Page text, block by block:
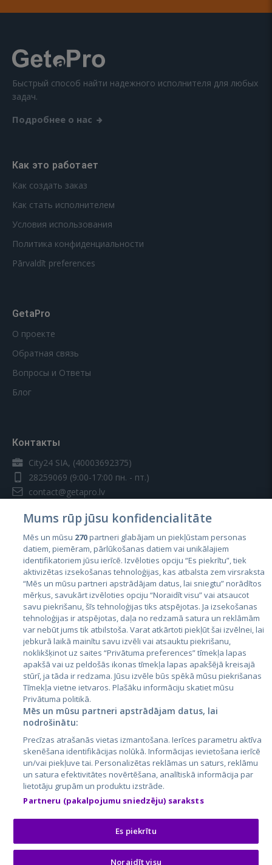
Быстрый способ найти надежного исполнителя для любых
задач.
Подробнее о нас
Как это работает
Как создать заказ
Как стать исполнителем
Условия использования
Политика конфиденциальности
Pārvaldīt preferences
GetaPro
О проекте
Обратная связь
Вопросы и Ответы
Блог
Контакты
City24 SIA, (40003692375)
28259069 (9:00-17:00 пн. - пт.)
contact@getapro.lv
Страны
Эстония
Латвия
Литва
City24.lv
City24.ee
GetaPro.lv
GetaPro.ee
Skelbiu.lt
Autoplius.lt
Aruodas.lt
CVbankas.lt
Kainos.lt
Paslaugos.lt
auto24.ee
Osta.ee
KuldneBörs.ee
Mums rūp jūsu konfidencialitāte
Mēs un mūsu 270partneri glabājam un piekļūstam personas
datiem, piemēram, pārlūkošanas datiem vai unikālajiem
identifikatoriem jūsu ierīcē. Izvēloties opciju “Es piekrītu”, tiek
aktivizētas izsekošanas tehnoloģijas, kas atbalsta zem virsraksta
“Mēs un mūsu partneri apstrādājam datus, lai sniegtu” norādītos
mērķus, savukārt izvēloties opciju “Noraidīt visu” vai atsaucot
savu piekrišanu, šīs tehnoloģijas tiks atspējotas. Ja izsekošanas
tehnoloģijas ir atspējotas, daļa no redzamā satura un reklāmām
var nebūt jums tik atbilstoša. Varat atkārtoti piekļūt šai izvēlnei, lai
jebkurā laikā mainītu savu izvēli vai atsauktu piekrišanu,
noklikšķinot uz saites “Privātuma preferences” tīmekļa lapas
apakšā vai uz peldošās ikonas tīmekļa lapas apakšējā kreisajā
stūrī, ja tāda ir redzama. Jūsu izvēle būs spēkā mūsu piekrišanas
Tīmekļa vietne ietvaros. Plašāku informāciju skatiet mūsu
Privātuma politikā.
Mēs un mūsu partneri apstrādājam datus, lai
nodrošinātu:
Precīzas atrašanās vietas izmantošana. Ierīces parametru aktīva
skenēšana identifikācijas nolūkā. Informācijas ievietošana ierīcē
un/vai piekļuve tai. Personalizētas reklāmas un saturs, reklāmu
un satura efektivitātes novērtēšana, analītiskā informācija par
lietotāju grupām un produktu izstrāde.
Partneru (pakalpojumu sniedzēju) saraksts
Es piekrītu
Noraidīt visu